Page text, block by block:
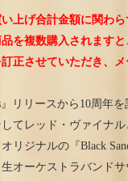
上げ合計金額に関わら
を複数購入されます
正させていただき、
』リリースから10周年
てレッド・ヴァイナ
リジナルの『Black
オーケストラバンド